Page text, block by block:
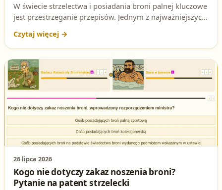
W świecie strzelectwa i posiadania broni palnej kluczowe
jest przestrzeganie przepisów. Jednym z najważniejszych
strzelecki, jest: **„Czy Policja może cofnąć pozwolenie za
naruszenie zasad przechowywania i noszenia broni?”**.
W tym artykule rozbierzemy to zagadnienie na czynniki
pierwsze, podpowiadając, jak odpowiedzieć poprawnie i
uniknąć pułapek!
26 lipca 2026
Kogo nie dotyczy zakaz noszenia broni?
Pytanie na patent strzelecki